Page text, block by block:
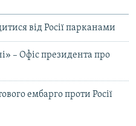
від Росії парканами
– Офіс президента про
ембарго проти Росії